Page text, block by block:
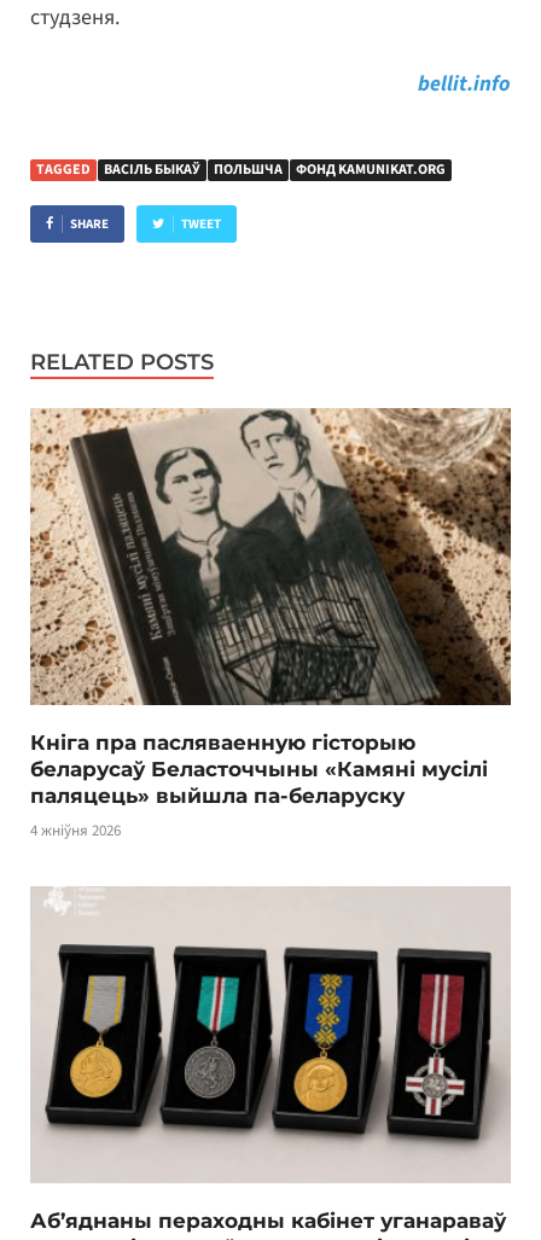
студзеня.
bellit.info
TAGGED ВАСІЛЬ БЫКАЎ ПОЛЬШЧА ФОНД KAMUNIKAT.ORG
SHARE TWEET
RELATED POSTS
Кніга пра пасляваенную гісторыю
беларусаў Беласточчыны «Камяні мусілі
паляцець» выйшла па-беларуску
4 жніўня 2026
Аб’яднаны пераходны кабінет уганараваў